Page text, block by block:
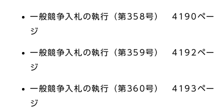
一般競争入札の執行（第358号） 4190ペー
ジ
一般競争入札の執行（第359号） 4192ペー
ジ
一般競争入札の執行（第360号） 4193ペー
ジ